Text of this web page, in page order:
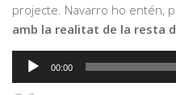
projecte. Navarro ho entén,
amb la realitat de la resta
Reproductor
00:00